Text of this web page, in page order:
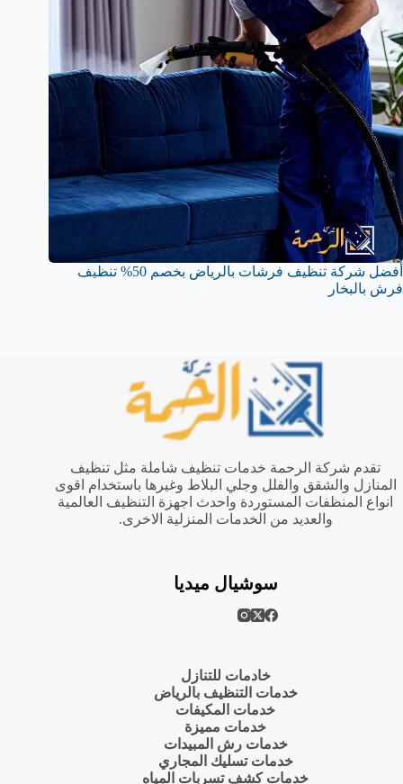
أفضل شركة تنظيف فرشات بالرياض بخصم 50% تنظيف
فرش بالبخار
تقدم شركة الرحمة خدمات تنظيف شاملة مثل تنظيف
المنازل والشقق والفلل وجلي البلاط وغيرها باستخدام اقوى
انواع المنظفات المستوردة واحدث اجهزة التنظيف العالمية
والعديد من الخدمات المنزلية الاخرى.
سوشيال ميديا
خادمات للتنازل
خدمات التنظيف بالرياض
خدمات المكيفات
خدمات مميزة
خدمات رش المبيدات
خدمات تسليك المجاري
خدمات كشف تسربات المياه